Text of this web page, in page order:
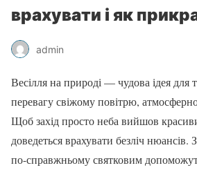
врахувати і як
admin
Весілля на природі — чудова ідея для
перевагу свіжому повітрю,
Щоб захід просто неба вийшов
доведеться врахувати безліч
по-справжньому святковим